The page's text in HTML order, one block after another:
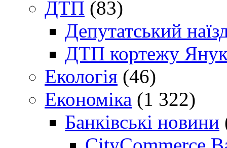
ДТП (83)
Депутатський
ДТП кортежу
Екологія (46)
Економіка (1 322)
Банківські новини